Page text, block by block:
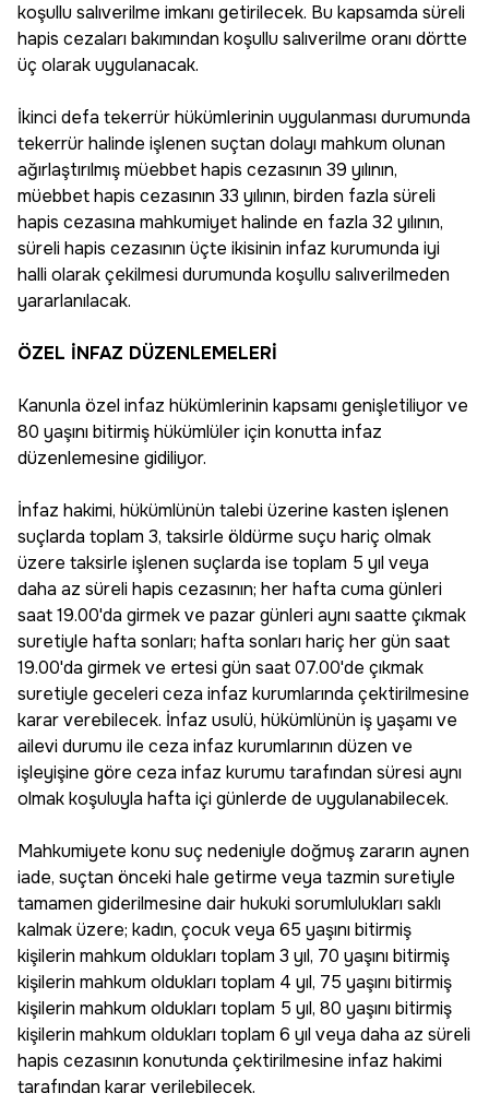
koşullu salıverilme imkanı getirilecek. Bu kapsamda süreli
hapis cezaları bakımından koşullu salıverilme oranı dörtte
üç olarak uygulanacak.
İkinci defa tekerrür hükümlerinin uygulanması durumunda
tekerrür halinde işlenen suçtan dolayı mahkum olunan
ağırlaştırılmış müebbet hapis cezasının 39 yılının,
müebbet hapis cezasının 33 yılının, birden fazla süreli
hapis cezasına mahkumiyet halinde en fazla 32 yılının,
süreli hapis cezasının üçte ikisinin infaz kurumunda iyi
halli olarak çekilmesi durumunda koşullu salıverilmeden
yararlanılacak.
ÖZEL İNFAZ DÜZENLEMELERİ
Kanunla özel infaz hükümlerinin kapsamı genişletiliyor ve
80 yaşını bitirmiş hükümlüler için konutta infaz
düzenlemesine gidiliyor.
İnfaz hakimi, hükümlünün talebi üzerine kasten işlenen
suçlarda toplam 3, taksirle öldürme suçu hariç olmak
üzere taksirle işlenen suçlarda ise toplam 5 yıl veya
daha az süreli hapis cezasının; her hafta cuma günleri
saat 19.00'da girmek ve pazar günleri aynı saatte çıkmak
suretiyle hafta sonları; hafta sonları hariç her gün saat
19.00'da girmek ve ertesi gün saat 07.00'de çıkmak
suretiyle geceleri ceza infaz kurumlarında çektirilmesine
karar verebilecek. İnfaz usulü, hükümlünün iş yaşamı ve
ailevi durumu ile ceza infaz kurumlarının düzen ve
işleyişine göre ceza infaz kurumu tarafından süresi aynı
olmak koşuluyla hafta içi günlerde de uygulanabilecek.
Mahkumiyete konu suç nedeniyle doğmuş zararın aynen
iade, suçtan önceki hale getirme veya tazmin suretiyle
tamamen giderilmesine dair hukuki sorumlulukları saklı
kalmak üzere; kadın, çocuk veya 65 yaşını bitirmiş
kişilerin mahkum oldukları toplam 3 yıl, 70 yaşını bitirmiş
kişilerin mahkum oldukları toplam 4 yıl, 75 yaşını bitirmiş
kişilerin mahkum oldukları toplam 5 yıl, 80 yaşını bitirmiş
kişilerin mahkum oldukları toplam 6 yıl veya daha az süreli
hapis cezasının konutunda çektirilmesine infaz hakimi
tarafından karar verilebilecek.